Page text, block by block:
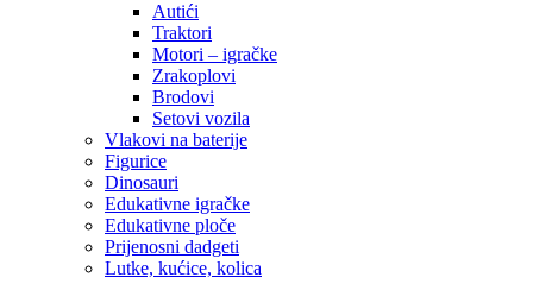
Autići
Traktori
Motori – igračke
Zrakoplovi
Brodovi
Setovi vozila
Vlakovi na baterije
Figurice
Dinosauri
Edukativne igračke
Edukativne ploče
Prijenosni dadgeti
Lutke, kućice, kolica